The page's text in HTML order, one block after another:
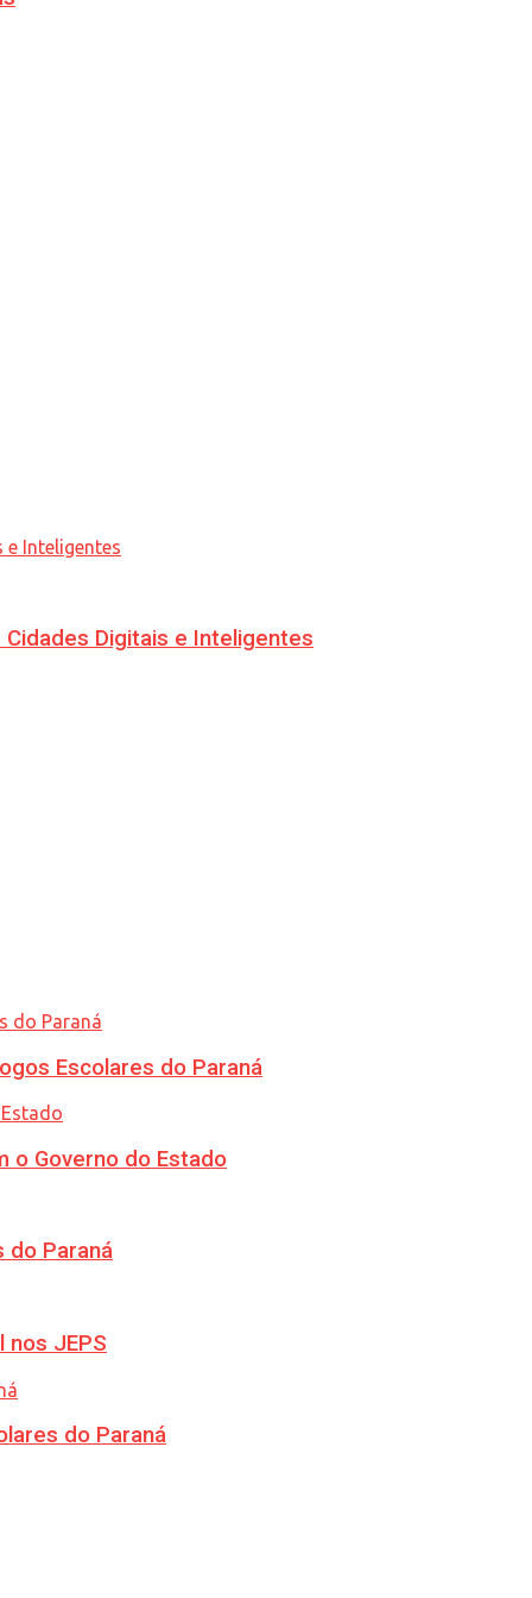
Digitais e Inteligentes
Escolares do Paraná
o Governo do Estado
do Paraná
JEPS
do Paraná